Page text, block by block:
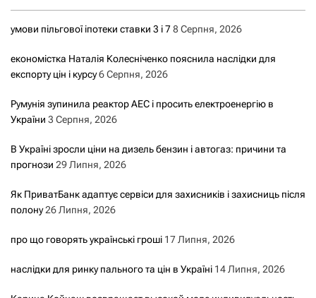
умови пільгової іпотеки ставки 3 і 78 Серпня, 2026
економістка Наталія Колесніченко пояснила наслідки для
експорту цін і курсу6 Серпня, 2026
Румунія зупинила реактор АЕС і просить електроенергію в
України 3 Серпня, 2026
В Україні зросли ціни на дизель бензин і автогаз: причини та
прогнози 29 Липня, 2026
Як ПриватБанк адаптує сервіси для захисників і захисниць після
полону26 Липня, 2026
про що говорять українські гроші 17 Липня, 2026
наслідки для ринку пального та цін в Україні 14 Липня, 2026